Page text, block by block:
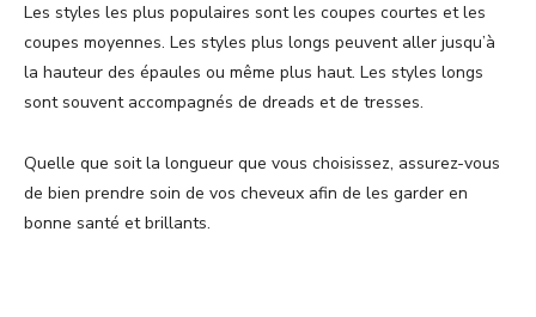
Les styles les plus populaires sont les coupes courtes et les
coupes moyennes. Les styles plus longs peuvent aller jusqu’à
la hauteur des épaules ou même plus haut. Les styles longs
sont souvent accompagnés de dreads et de tresses.
Quelle que soit la longueur que vous choisissez, assurez-vous
de bien prendre soin de vos cheveux afin de les garder en
bonne santé et brillants.